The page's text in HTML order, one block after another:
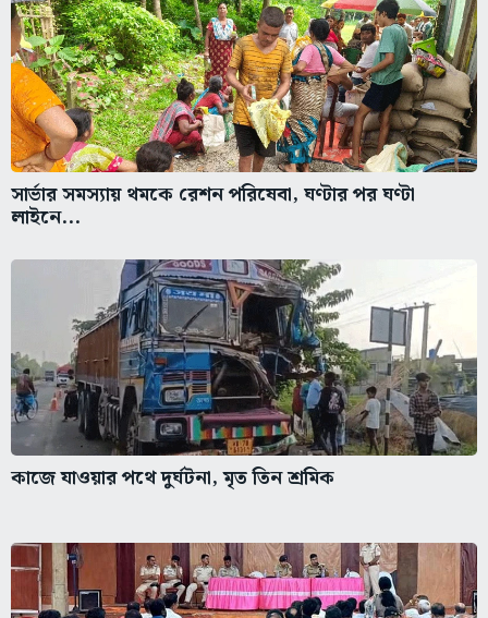
সার্ভার সমস্যায় থমকে রেশন পরিষেবা, ঘণ্টার পর ঘণ্টা
লাইনে...
কাজে যাওয়ার পথে দুর্ঘটনা, মৃত তিন শ্রমিক